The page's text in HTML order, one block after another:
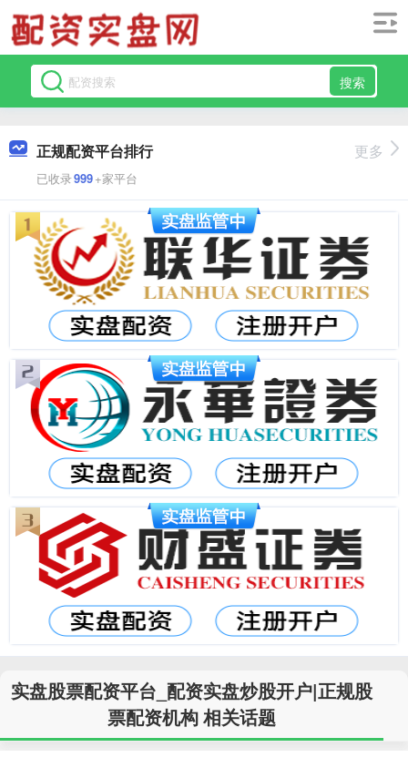
搜索
正规配资平台排行
已收录999+家平台
更多
实盘股票配资平台_配资实盘炒股开户|正规股
票配资机构 相关话题